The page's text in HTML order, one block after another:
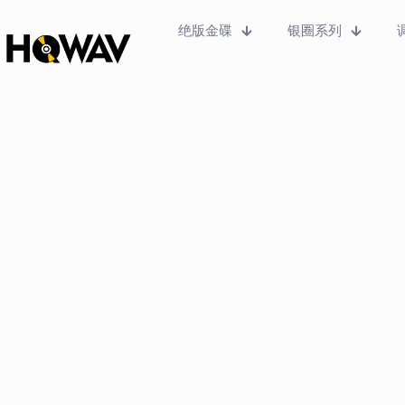
绝版金碟 银圈系列